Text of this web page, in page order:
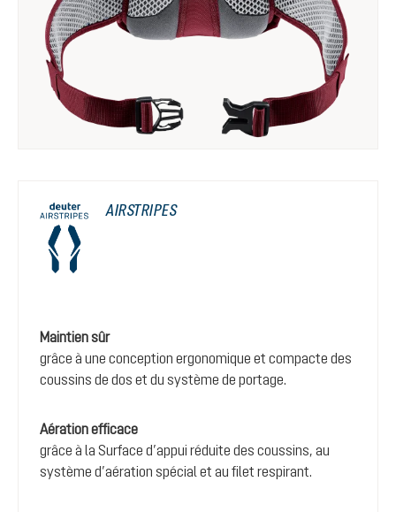
AIRSTRIPES
Maintien sûr
grâce à une conception ergonomique et compacte des
coussins de dos et du système de portage.
Aération efficace
grâce à la Surface d’appui réduite des coussins, au
système d’aération spécial et au filet respirant.